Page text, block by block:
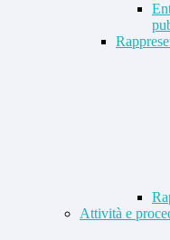
Attività e